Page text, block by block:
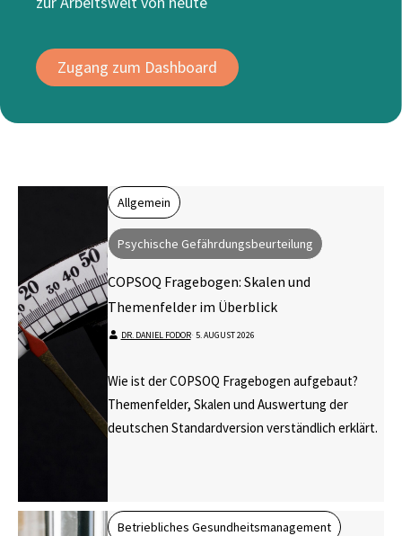
Zugang zum Dashboard
Allgemein
Psychische Gefährdungsbeurteilung
COPSOQ Fragebogen: Skalen und
Themenfelder im Überblick
DR. DANIEL FODOR⋅ 5. AUGUST 2026
Wie ist der COPSOQ Fragebogen aufgebaut?
Themenfelder, Skalen und Auswertung der
deutschen Standardversion verständlich erklärt.
Betriebliches Gesundheitsmanagement